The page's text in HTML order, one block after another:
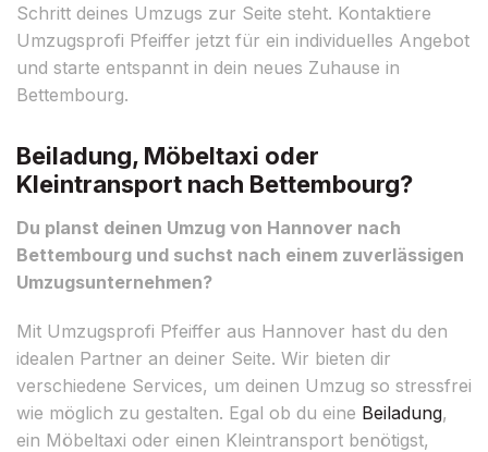
Schritt deines Umzugs zur Seite steht. Kontaktiere
Umzugsprofi Pfeiffer jetzt für ein individuelles Angebot
und starte entspannt in dein neues Zuhause in
Bettembourg.
Beiladung, Möbeltaxi oder
Kleintransport nach Bettembourg?
Du planst deinen Umzug von Hannover nach
Bettembourg und suchst nach einem zuverlässigen
Umzugsunternehmen?
Mit Umzugsprofi Pfeiffer aus Hannover hast du den
idealen Partner an deiner Seite. Wir bieten dir
verschiedene Services, um deinen Umzug so stressfrei
wie möglich zu gestalten. Egal ob du eine Beiladung,
ein Möbeltaxi oder einen Kleintransport benötigst,